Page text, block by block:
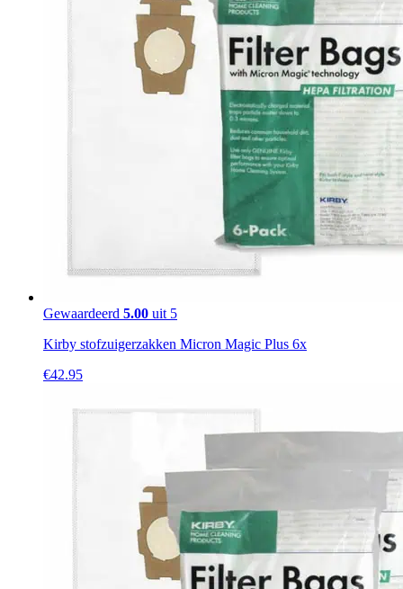
Gewaardeerd 5.00 uit 5
Kirby stofzuigerzakken Micron Magic Plus 6x
€42.95